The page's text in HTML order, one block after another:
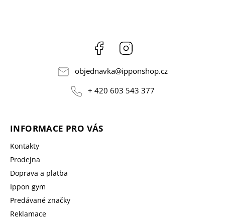
Facebook
objednavka@ipponshop.cz
+ 420 603 543 377
INFORMACE PRO VÁS
Kontakty
Prodejna
Doprava a platba
Ippon gym
Predávané značky
Reklamace